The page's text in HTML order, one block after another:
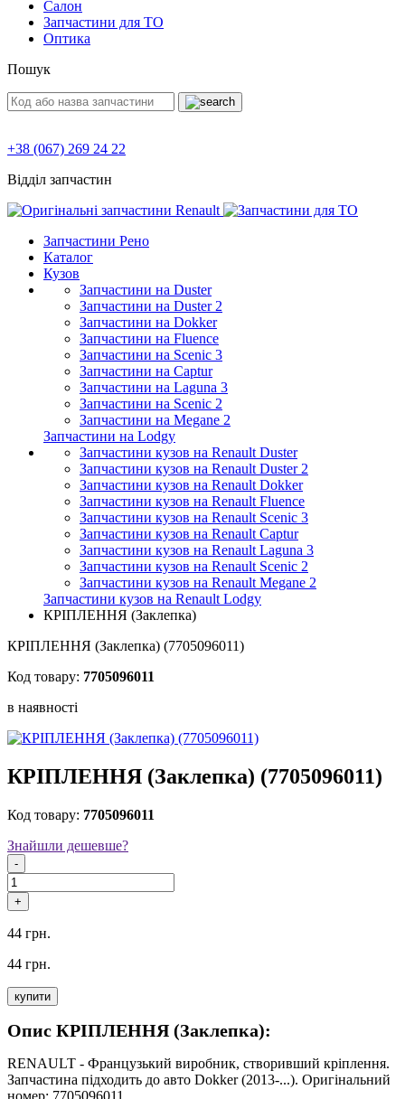
Салон
Запчастини для ТО
Оптика
Пошук
+38 (067) 269 24 22
Відділ запчастин
Запчастини Рено
Каталог
Кузов
Запчастини на Duster
Запчастини на Duster 2
Запчастини на Dokker
Запчастини на Fluence
Запчастини на Scenic 3
Запчастини на Captur
Запчастини на Laguna 3
Запчастини на Scenic 2
Запчастини на Megane 2
Запчастини на Lodgy
Запчастини кузов на Renault Duster
Запчастини кузов на Renault Duster 2
Запчастини кузов на Renault Dokker
Запчастини кузов на Renault Fluence
Запчастини кузов на Renault Scenic 3
Запчастини кузов на Renault Captur
Запчастини кузов на Renault Laguna 3
Запчастини кузов на Renault Scenic 2
Запчастини кузов на Renault Megane 2
Запчастини кузов на Renault Lodgy
КРІПЛЕННЯ (Заклепка)
КРІПЛЕННЯ (Заклепка) (7705096011)
Код товару: 7705096011
в наявностi
КРІПЛЕННЯ (Заклепка) (7705096011)
Код товару: 7705096011
Знайшли дешевше?
-
+
44 грн.
44 грн.
купити
Опис КРІПЛЕННЯ (Заклепка):
RENAULT - Французький виробник, створивший кріплення.
Запчастина підходить до авто Dokker (2013-...). Оригінальний